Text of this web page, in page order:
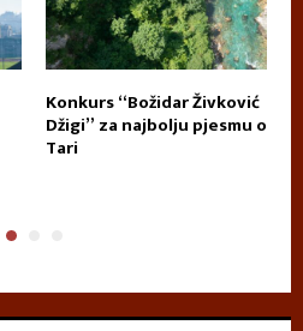
Konkurs “Božidar Živković
Džigi” za najbolju pjesmu o
Tari